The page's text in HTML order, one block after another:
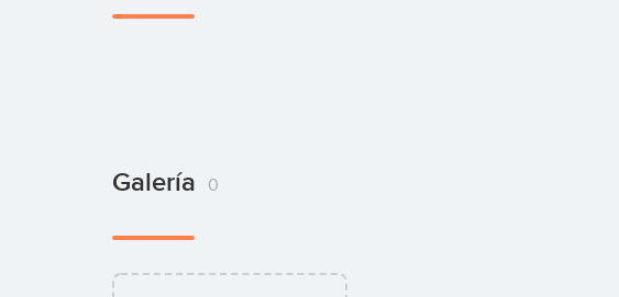
Galería 0